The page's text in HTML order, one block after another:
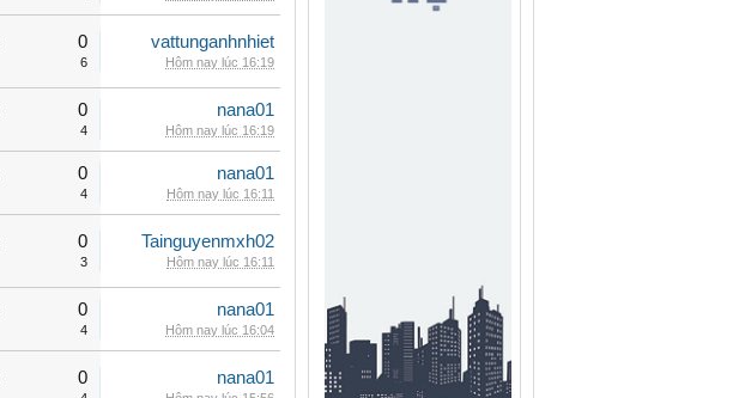
0
6
vattunganhnhiet
Hôm nay lúc 16:19
0
4
nana01
Hôm nay lúc 16:19
0
4
nana01
Hôm nay lúc 16:11
0
3
Tainguyenmxh02
Hôm nay lúc 16:11
0
4
nana01
Hôm nay lúc 16:04
0 nana01